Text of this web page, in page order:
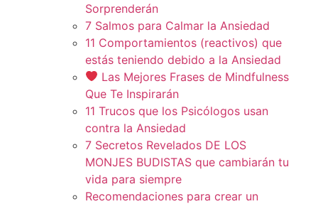
Sorprenderán
7 Salmos para Calmar la Ansiedad
11 Comportamientos (reactivos) que
estás teniendo debido a la Ansiedad
Las Mejores Frases de Mindfulness
Que Te Inspirarán
11 Trucos que los Psicólogos usan
contra la Ansiedad
7 Secretos Revelados DE LOS
MONJES BUDISTAS que cambiarán tu
vida para siempre
Recomendaciones para crear un